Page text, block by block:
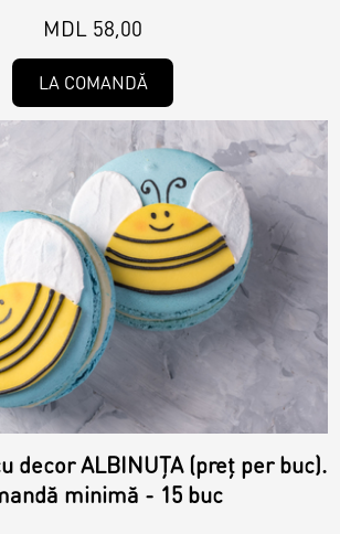
MDL 58,00
LA COMANDĂ
decor ALBINUȚA (preț per buc).
minimă - 15 buc